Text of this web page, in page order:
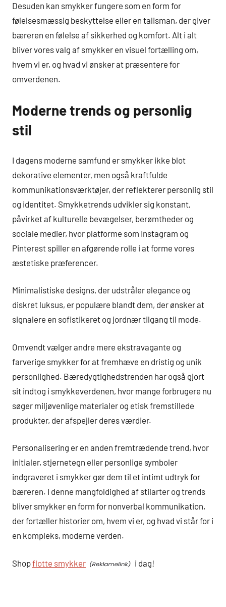
Desuden kan smykker fungere som en form for
følelsesmæssig beskyttelse eller en talisman, der giver
bæreren en følelse af sikkerhed og komfort. Alt i alt
bliver vores valg af smykker en visuel fortælling om,
hvem vi er, og hvad vi ønsker at præsentere for
omverdenen.
Moderne trends og personlig
stil
I dagens moderne samfund er smykker ikke blot
dekorative elementer, men også kraftfulde
kommunikationsværktøjer, der reflekterer personlig stil
og identitet. Smykketrends udvikler sig konstant,
påvirket af kulturelle bevægelser, berømtheder og
sociale medier, hvor platforme som Instagram og
Pinterest spiller en afgørende rolle i at forme vores
æstetiske præferencer.
Minimalistiske designs, der udstråler elegance og
diskret luksus, er populære blandt dem, der ønsker at
signalere en sofistikeret og jordnær tilgang til mode.
Omvendt vælger andre mere ekstravagante og
farverige smykker for at fremhæve en dristig og unik
personlighed. Bæredygtighedstrenden har også gjort
sit indtog i smykkeverdenen, hvor mange forbrugere nu
søger miljøvenlige materialer og etisk fremstillede
produkter, der afspejler deres værdier.
Personalisering er en anden fremtrædende trend, hvor
initialer, stjernetegn eller personlige symboler
indgraveret i smykker gør dem til et intimt udtryk for
bæreren. I denne mangfoldighed af stilarter og trends
bliver smykker en form for nonverbal kommunikation,
der fortæller historier om, hvem vi er, og hvad vi står for i
en kompleks, moderne verden.
Shopflotte smykker i dag!